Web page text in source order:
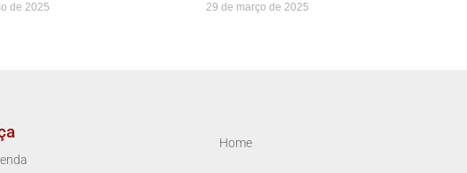
de 2025 29 de março de 2025
Home